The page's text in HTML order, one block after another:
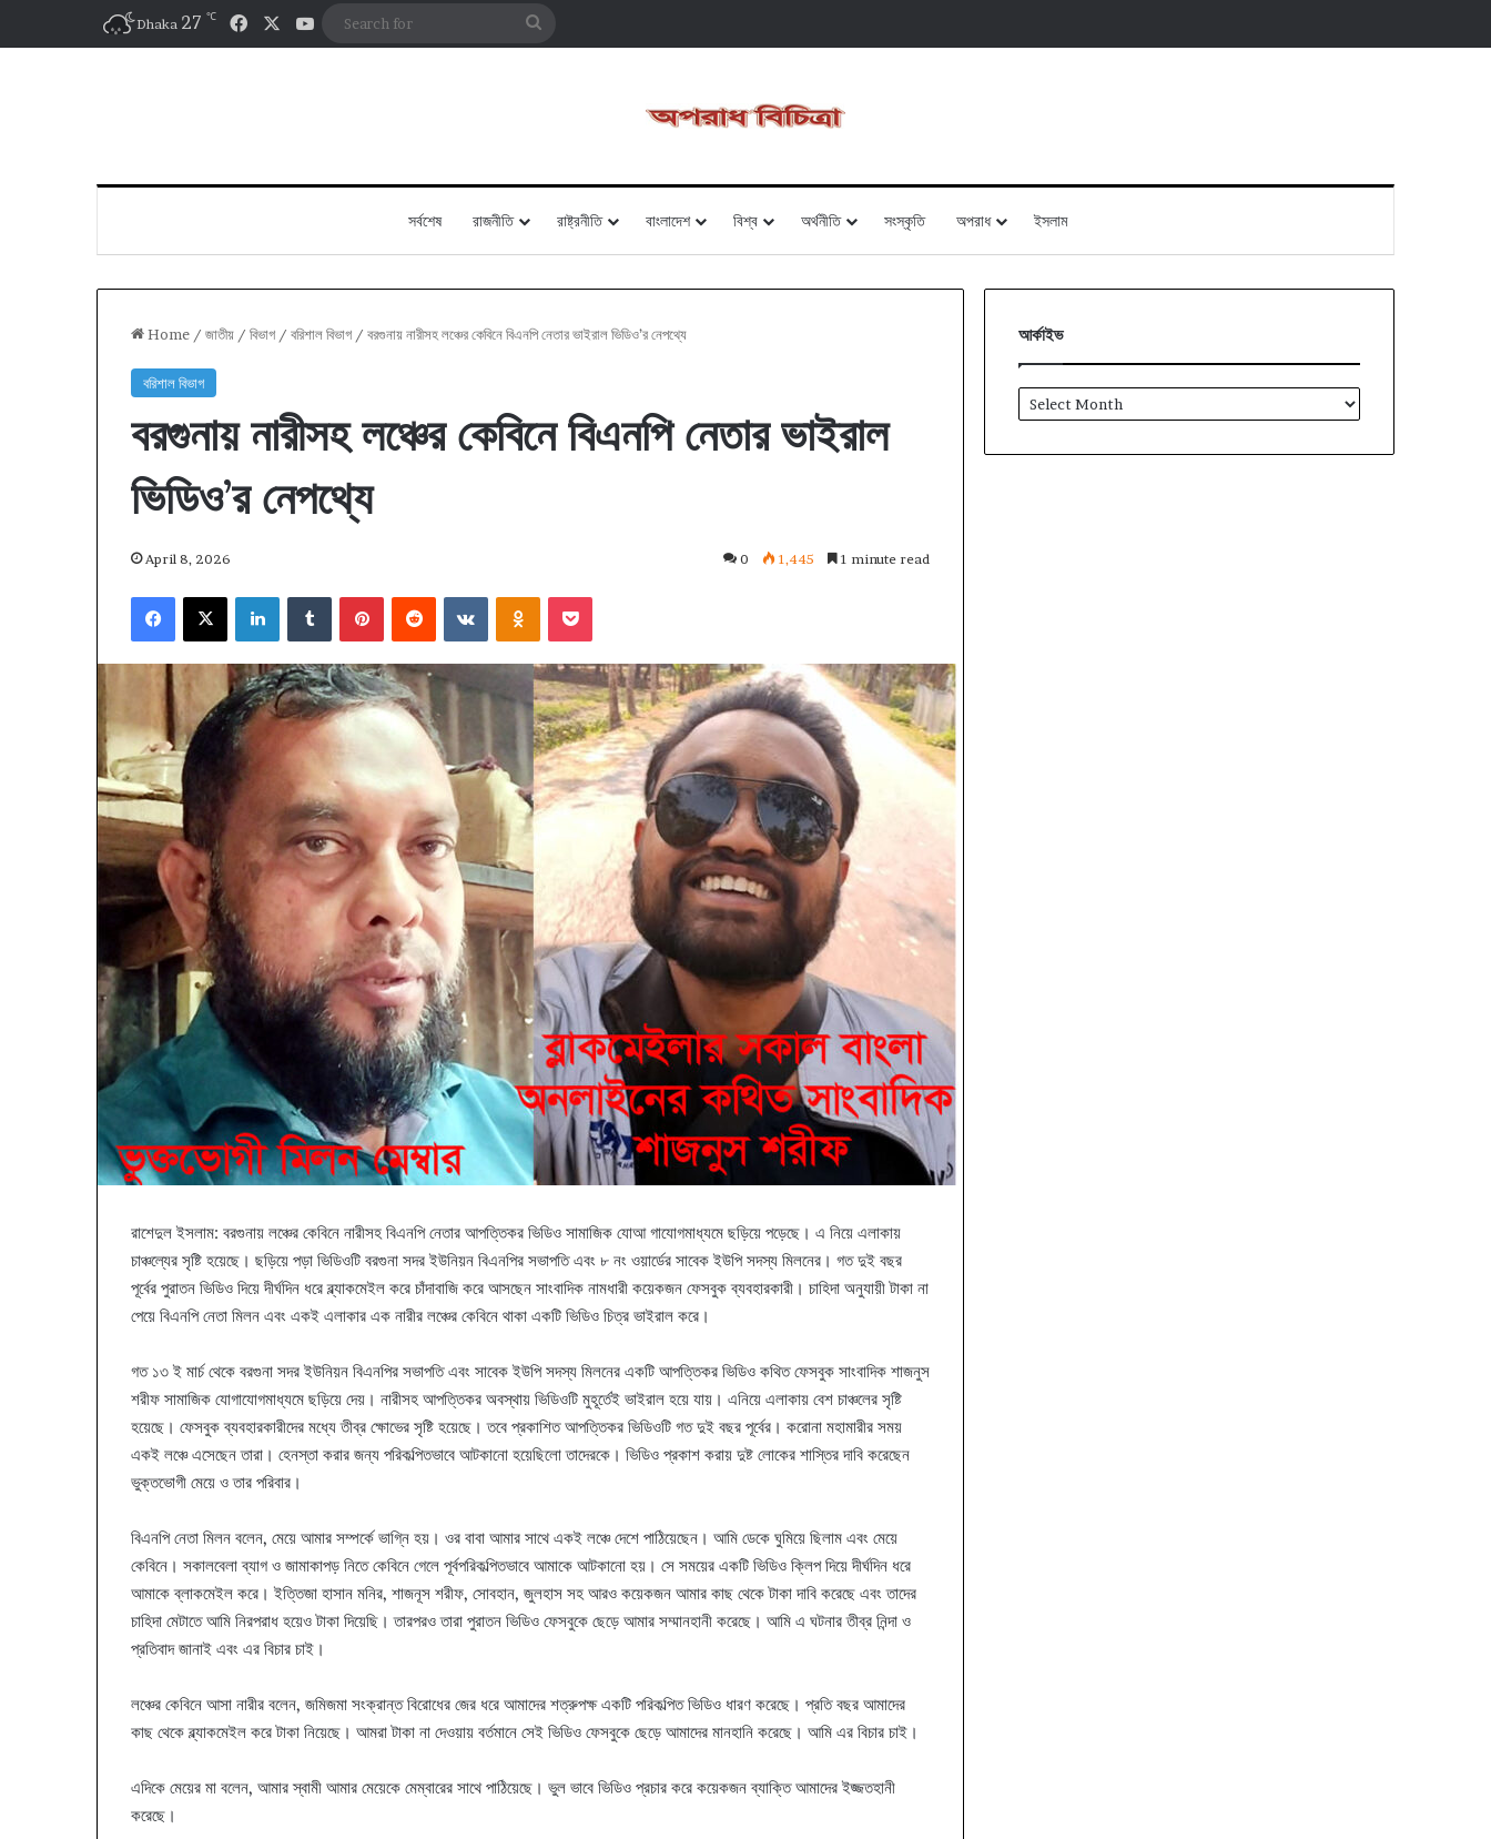
Dhaka 27 ℃ FacebookYouTube
সর্বশেষ রাজনীতি রাষ্ট্রনীতি বাংলাদেশ বিশ্ব অর্থনীতি সংস্কৃতি অপরাধ ইসলাম
Home / জাতীয় / বিভাগ / বরিশাল বিভাগ / বরগুনায় নারীসহ লঞ্চের কেবিনে বিএনপি নেতার ভাইরাল ভিডিও’র নেপথ্যে
বরিশাল বিভাগ
বরগুনায় নারীসহ লঞ্চের কেবিনে বিএনপি নেতার ভাইরাল
ভিডিও’র নেপথ্যে
April 8, 2026 0 1,445 1 minute read
Facebook
X LinkedInTumblrPinterestReddit VKontakteOdnoklassniki
Pocket
রাশেদুল ইসলাম: বরগুনায় লঞ্চের কেবিনে নারীসহ বিএনপি নেতার আপত্তিকর ভিডিও সামাজিক যোআ গাযোগমাধ্যমে ছড়িয়ে পড়েছে। এ নিয়ে এলাকায়
চাঞ্চল্যের সৃষ্টি হয়েছে। ছড়িয়ে পড়া ভিডিওটি বরগুনা সদর ইউনিয়ন বিএনপির সভাপতি এবং ৮ নং ওয়ার্ডের সাবেক ইউপি সদস্য মিলনের। গত দুই বছর
পূর্বের পুরাতন ভিডিও দিয়ে দীর্ঘদিন ধরে ব্ল্যাকমেইল করে চাঁদাবাজি করে আসছেন সাংবাদিক নামধারী কয়েকজন ফেসবুক ব্যবহারকারী। চাহিদা অনুযায়ী টাকা না
পেয়ে বিএনপি নেতা মিলন এবং একই এলাকার এক নারীর লঞ্চের কেবিনে থাকা একটি ভিডিও চিত্র ভাইরাল করে।
গত ১৩ ই মার্চ থেকে বরগুনা সদর ইউনিয়ন বিএনপির সভাপতি এবং সাবেক ইউপি সদস্য মিলনের একটি আপত্তিকর ভিডিও কথিত ফেসবুক সাংবাদিক শাজনুস
শরীফ সামাজিক যোগাযোগমাধ্যমে ছড়িয়ে দেয়। নারীসহ আপত্তিকর অবস্থায় ভিডিওটি মুহূর্তেই ভাইরাল হয়ে যায়। এনিয়ে এলাকায় বেশ চাঞ্চলের সৃষ্টি
হয়েছে। ফেসবুক ব্যবহারকারীদের মধ্যে তীব্র ক্ষোভের সৃষ্টি হয়েছে। তবে প্রকাশিত আপত্তিকর ভিডিওটি গত দুই বছর পূর্বের। করোনা মহামারীর সময়
একই লঞ্চে এসেছেন তারা। হেনস্তা করার জন্য পরিকল্পিতভাবে আটকানো হয়েছিলো তাদেরকে। ভিডিও প্রকাশ করায় দুষ্ট লোকের শাস্তির দাবি করেছেন
ভুক্তভোগী মেয়ে ও তার পরিবার।
বিএনপি নেতা মিলন বলেন, মেয়ে আমার সম্পর্কে ভাগ্নি হয়। ওর বাবা আমার সাথে একই লঞ্চে দেশে পাঠিয়েছেন। আমি ডেকে ঘুমিয়ে ছিলাম এবং মেয়ে
কেবিনে। সকালবেলা ব্যাগ ও জামাকাপড় নিতে কেবিনে গেলে পূর্বপরিকল্পিতভাবে আমাকে আটকানো হয়। সে সময়ের একটি ভিডিও ক্লিপ দিয়ে দীর্ঘদিন ধরে
আমাকে ব্লাকমেইল করে। ইত্তিজা হাসান মনির, শাজনূস শরীফ, সোবহান, জুলহাস সহ আরও কয়েকজন আমার কাছ থেকে টাকা দাবি করেছে এবং তাদের
চাহিদা মেটাতে আমি নিরপরাধ হয়েও টাকা দিয়েছি। তারপরও তারা পুরাতন ভিডিও ফেসবুকে ছেড়ে আমার সম্মানহানী করেছে। আমি এ ঘটনার তীব্র নিন্দা ও
প্রতিবাদ জানাই এবং এর বিচার চাই।
লঞ্চের কেবিনে আসা নারীর বলেন, জমিজমা সংক্রান্ত বিরোধের জের ধরে আমাদের শত্রুপক্ষ একটি পরিকল্পিত ভিডিও ধারণ করেছে। প্রতি বছর আমাদের
কাছ থেকে ব্ল্যাকমেইল করে টাকা নিয়েছে। আমরা টাকা না দেওয়ায় বর্তমানে সেই ভিডিও ফেসবুকে ছেড়ে আমাদের মানহানি করেছে। আমি এর বিচার চাই।
এদিকে মেয়ের মা বলেন, আমার স্বামী আমার মেয়েকে মেম্বারের সাথে পাঠিয়েছে। ভুল ভাবে ভিডিও প্রচার করে কয়েকজন ব্যাক্তি আমাদের ইজ্জতহানী
করেছে।
আর্কাইভ
আর্কাইভ